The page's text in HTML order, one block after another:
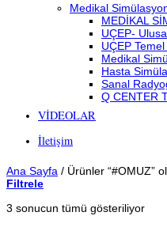
Medikal
MEDİKAL
UÇEP-
UÇEP
Medikal
Hasta
Sanal
Q CENTER
VİDEOLAR
İletişim
Ana Sayfa / Ürünler “#OMUZ”
Filtrele
3 sonucun tümü gösteriliyorEn